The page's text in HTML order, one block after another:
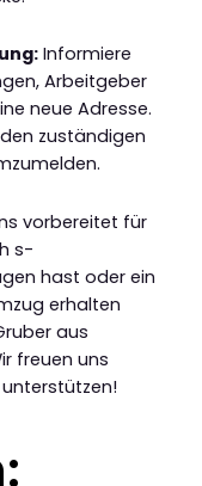
Informiere
Arbeitgeber
neue Adresse.
zuständigen
vorbereitet für
s-
hast oder ein
erhalten
aus
freuen uns